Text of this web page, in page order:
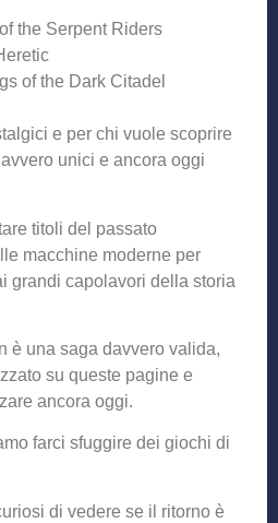
the Serpent Riders
of the Dark Citadel
e per chi vuole scoprire
unici e ancora oggi
titoli del passato
macchine moderne per
grandi capolavori della storia
è una saga davvero valida,
su queste pagine e
ancora oggi.
farci sfuggire dei giochi di
di vedere se il ritorno è